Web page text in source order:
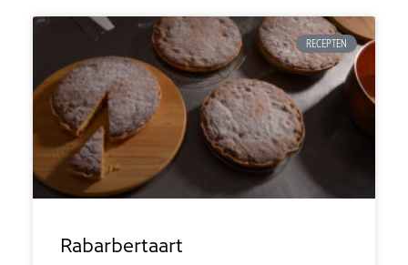
RECEPTEN
Rabarbertaart